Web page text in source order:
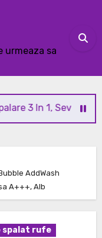
urmeaza sa
1, SeveShop® C3
AddWash
A+++, Alb
spalat rufe